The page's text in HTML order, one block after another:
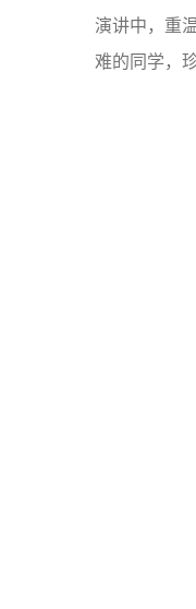
演讲中，重
难的同学，